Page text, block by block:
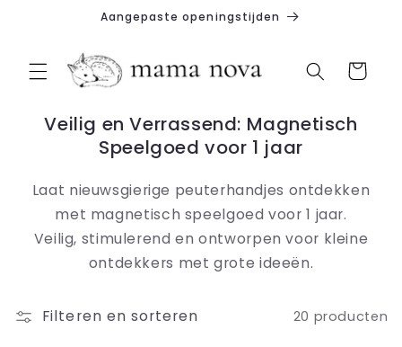
Aangepaste openingstijden
Winkelwagen
Veilig en Verrassend: Magnetisch
Speelgoed voor 1 jaar
Laat nieuwsgierige peuterhandjes ontdekken
met magnetisch speelgoed voor 1 jaar.
Veilig, stimulerend en ontworpen voor kleine
ontdekkers met grote ideeën.
Filteren en sorteren 20 producten